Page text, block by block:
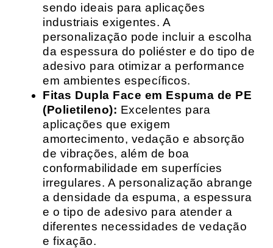
sendo ideais para aplicações
industriais exigentes. A
personalização pode incluir a escolha
da espessura do poliéster e do tipo de
adesivo para otimizar a performance
em ambientes específicos.
Fitas Dupla Face em Espuma de PE
(Polietileno): Excelentes para
aplicações que exigem
amortecimento, vedação e absorção
de vibrações, além de boa
conformabilidade em superfícies
irregulares. A personalização abrange
a densidade da espuma, a espessura
e o tipo de adesivo para atender a
diferentes necessidades de vedação
e fixação.